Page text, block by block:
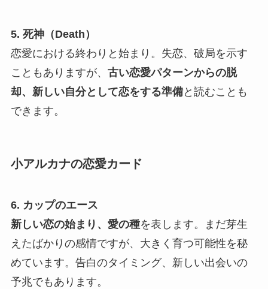
5. 死神（Death）
恋愛における終わりと始まり。失恋、破局を示す
こともありますが、 古い恋愛パターンからの脱
却、新しい自分として恋をする準備と読むことも
できます。
小アルカナの恋愛カード
6. カップのエース
新しい恋の始まり、愛の種を表します。まだ芽生
えたばかりの感情ですが、大きく育つ可能性を秘
めています。告白のタイミング、新しい出会いの
予兆でもあります。